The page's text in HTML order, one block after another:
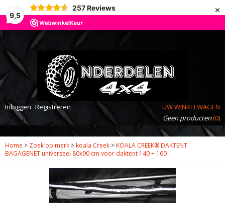
9,5
257 Reviews ×
Inloggen Registreren
UW WINKELWAGEN
Geen producten(0)
Home > Zoek op merk > koala Creek > KOALA CREEK® DAKTENT
BAGAGENET universeel 80x90 cm voor daktent 140 + 160